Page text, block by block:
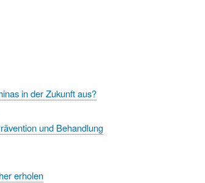
in der Zukunft aus?
und Behandlung
erholen